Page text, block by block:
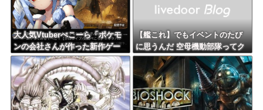
大人気Vtuberぺこーら「ポケモ
ンの会社さんが作った新作ゲー
ムやってみる！」
【艦これ】でもイベントのたび
に思うんだ 空母機動部隊ってク
ソだわ！